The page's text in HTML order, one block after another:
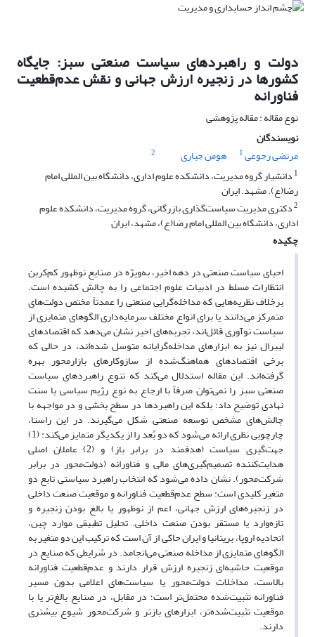
دولت و راهبردهای سیاست صنعتی سبز: جایگاه
کشورها در زنجیره ارزش جهانی و نقش عدم‌قطعیت
فناورانه
نوع مقاله : مقاله پژوهشی
نویسندگان
مرتضی رجوعی1 هومن جباری
2
1 دانشیار گروه مدیریت، دانشکده علوم اداری، دانشگاه بین المللی امام
رضا(ع). مشهد. ایران
2دکتری مدیریت سیاست‌گذاری بازرگانی، گروه مدیریت، دانشکده علوم
اداری، دانشگاه بین المللی امام رضا(ع)، مشهد، ایران
چکیده
احیای سیاست صنعتی در دهه اخیر، به‌ویژه در صنایع نوظهور کم‌کربن
انتظارات مسلط در ادبیات علوم اجتماعی را به چالش کشیده است.
برخلاف نظریه‌هایی که مداخله‌گرایی صنعتی را عمدتاً مختص دولت‌های
متمرکز می‌دانند یا برای انواع مختلف سرمایه‌داری الگوهای متمایزی از
سیاست نوآوری قائل‌اند، تجربه‌های اخیر نشان می‌دهد که اقتصادهای
لیبرال نیز به ابزارهای مداخله‌گرایانه متوسل شده‌اند، در حالی که
برخی اقتصادهای هماهنگ‌شده از سازوکارهای بازارمحور بهره
گرفته‌اند. این مقاله استدلال می‌کند که تنوع راهبردهای سیاست
صنعتی سبز را نمی‌توان صرفاً با ارجاع به نوع رژیم سیاسی یا سنت
نهادی توضیح داد؛ بلکه این راهبردها در سطح بخشی و در مواجهه با
چالش‌های مشخص توسعه صنعتی شکل می‌گیرند. در این راستا،
چارچوبی نظری ارائه می‌شود که دو بُعد را از یکدیگر متمایز می‌کند: (1)
جهت‌گیری سیاست (هدفمند در برابر باز) و (2) عاملان اصلی
هدایت‌کننده تصمیم‌گیری‌های مالی و فناورانه (دولت‌محور در برابر
شرکت‌محور). نشان داده می‌شود که انتخاب راهبرد سیاستی تابع دو
متغیر کلیدی است: سطح عدم‌قطعیت فناورانه و موقعیت صنعت داخلی
در زنجیره‌های ارزش جهانی، اعم از نوظهور یا بالغ بودن زنجیره و
تازه‌وارد یا مستقر بودن صنعت داخلی. تحلیل تطبیقی موارد چین،
اتحادیه اروپا، بریتانیا و ایران حاکی از آن است که ترکیب این دو متغیر به
الگوهای متمایزی از مداخله صنعتی می‌انجامد. در شرایطی که صنایع در
موقعیت حاشیه‌ای زنجیره ارزش قرار دارند و عدم‌قطعیت فناورانه
بالاست، مداخلات دولت‌محور یا سیاست‌های اعلامی بدون مسیر
فناورانه تثبیت‌شده محتمل‌تر است؛ در مقابل، در صنایع بالغ‌تر یا با
موقعیت تثبیت‌شده‌تر، ابزارهای بازتر و شرکت‌محور شیوع بیشتری
دارند.